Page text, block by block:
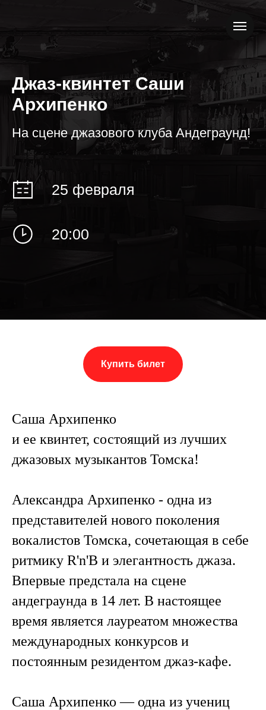
Джаз-квинтет Саши
Архипенко
На сцене джазового клуба Андеграунд!
25 февраля
20:00
Купить билет
Саша Архипенко
и ее квинтет, состоящий из лучших
джазовых музыкантов Томска!
Александра Архипенко - одна из
представителей нового поколения
вокалистов Томска, сочетающая в себе
ритмику R'n'B и элегантность джаза.
Впервые предстала на сцене
андеграунда в 14 лет. В настоящее
время является лауреатом множества
международных конкурсов и
постоянным резидентом джаз-кафе.
Саша Архипенко — одна из учениц